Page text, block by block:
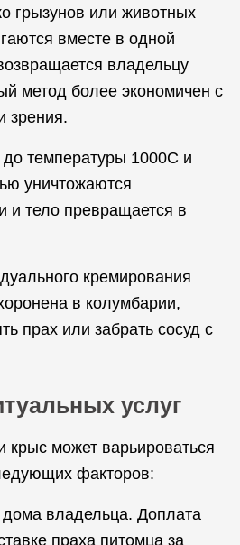
грызунов или животных
вместе в одной
владельцу
метод более экономичен с
зрения.
до температуры 1000C и
уничтожаются
и тело превращается в
кремирования
в колумбарии,
прах или забрать сосуд с
услуг
крыс может варьироваться
факторов:
владельца. Доплата
праха питомца за